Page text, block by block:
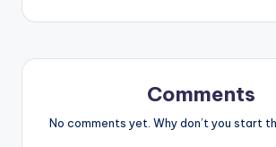
Comments
No comments yet. Why don’t you start